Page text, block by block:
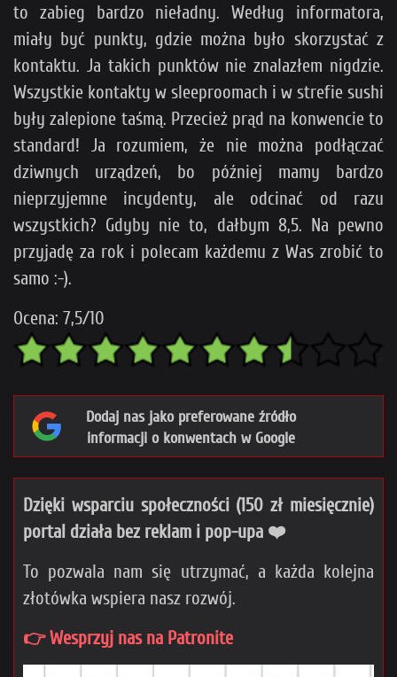
to zabieg bardzo nieładny. Według informatora,
miały być punkty, gdzie można było skorzystać z
kontaktu. Ja takich punktów nie znalazłem nigdzie.
Wszystkie kontakty w sleeproomach i w strefie sushi
były zalepione taśmą. Przecież prąd na konwencie to
standard! Ja rozumiem, że nie można podłączać
dziwnych urządzeń, bo później mamy bardzo
nieprzyjemne incydenty, ale odcinać od razu
wszystkich? Gdyby nie to, dałbym 8,5. Na pewno
przyjadę za rok i polecam każdemu z Was zrobić to
samo :-).
Ocena: 7,5/10
Dodaj nas jako preferowane źródło
informacji o konwentach w Google
Dzięki wsparciu społeczności (150 zł miesięcznie)
portal działa bez reklam i pop-upa ❤️
To pozwala nam się utrzymać, a każda kolejna
złotówka wspiera nasz rozwój.
👉 Wesprzyj nas na Patronite